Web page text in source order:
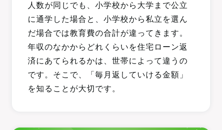
人数が同じでも、小学校から大学まで公立
に通学した場合と、小学校から私立を選ん
だ場合では教育費の合計が違ってきます。
年収のなかからどれくらいを住宅ローン返
済にあてられるかは、世帯によって違うの
です。そこで、「毎月返していける金額」
を知ることが大切です。